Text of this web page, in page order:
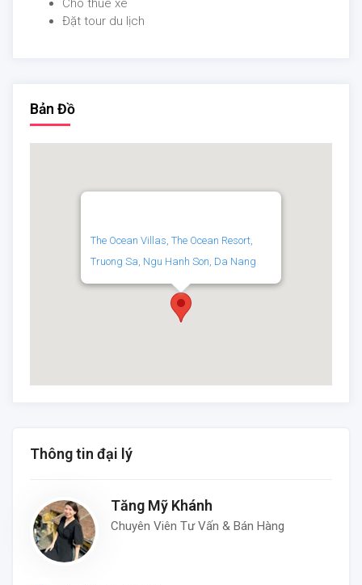
Cho thuê xe
Đặt tour du lịch​​
Bản Đồ
The Ocean Villas, The Ocean Resort,
Truong Sa, Ngu Hanh Son, Da Nang
Thông tin đại lý
Tăng Mỹ Khánh
Chuyên Viên Tư Vấn & Bán Hàng